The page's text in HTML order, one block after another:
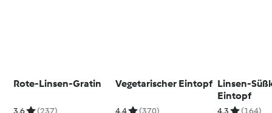
Rote-Linsen-Gratin
3.6 (237)
Vegetarischer Eintopf
4.4 (370)
Linsen-
Eintopf
4.3 (164)